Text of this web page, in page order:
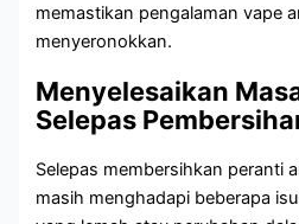
memastikan pengalaman vape
menyeronokkan.
Menyelesaikan
Selepas
Selepas membersihkan peranti
masih menghadapi beberapa